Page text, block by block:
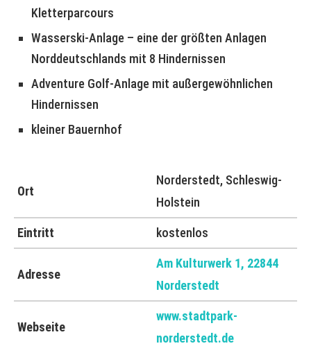
Kletterparcours
Wasserski-Anlage – eine der größten Anlagen
Norddeutschlands mit 8 Hindernissen
Adventure Golf-Anlage mit außergewöhnlichen
Hindernissen
kleiner Bauernhof
Ort
Norderstedt, Schleswig-
Holstein
Eintritt kostenlos
Adresse
Am Kulturwerk 1, 22844
Norderstedt
Webseite
www.stadtpark-
norderstedt.de